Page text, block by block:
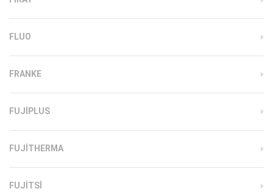
FLUO
FRANKE
FUJIPLUS
FUJITHERMA
FUJITSI